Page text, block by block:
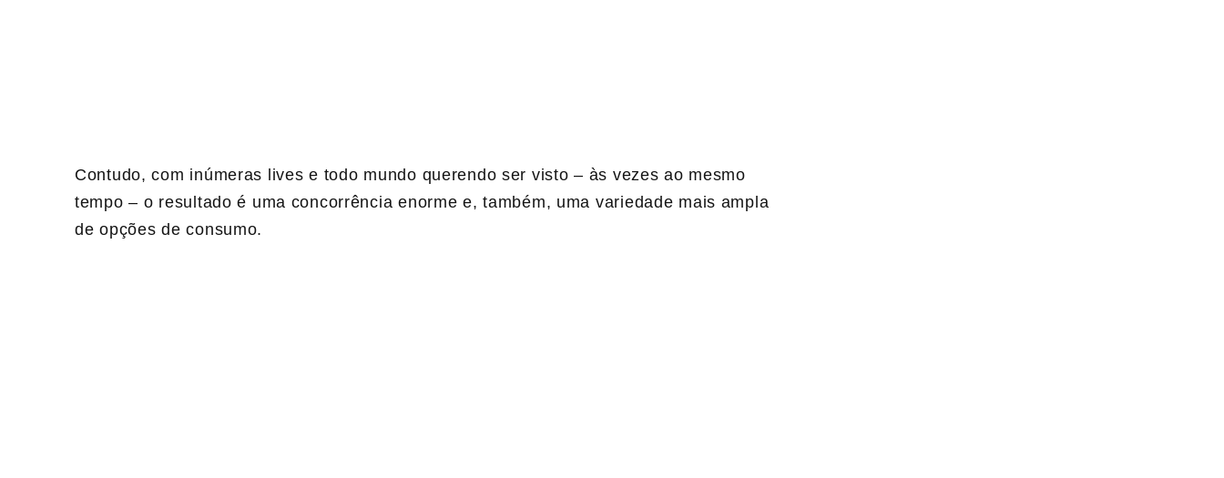
Contudo, com inúmeras lives e todo mundo querendo ser visto – às vezes ao mesmo
tempo – o resultado é uma concorrência enorme e, também, uma variedade mais ampla
de opções de consumo.